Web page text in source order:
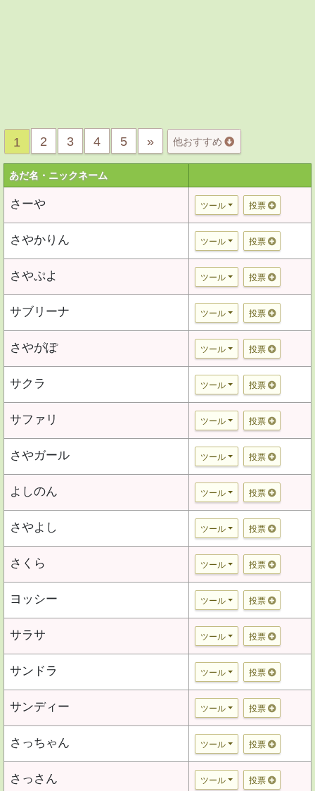
1 2 3 4 5 » 他おすすめ
あだ名・ニックネーム
さーや ツール 投票
さやかりん ツール 投票
さやぷよ ツール 投票
サブリーナ ツール 投票
さやがぽ ツール 投票
サクラ ツール 投票
サファリ ツール 投票
さやガール ツール 投票
よしのん ツール 投票
さやよし ツール 投票
さくら ツール 投票
ヨッシー ツール 投票
サラサ ツール 投票
サンドラ ツール 投票
サンディー ツール 投票
さっちゃん ツール 投票
さっさん ツール 投票